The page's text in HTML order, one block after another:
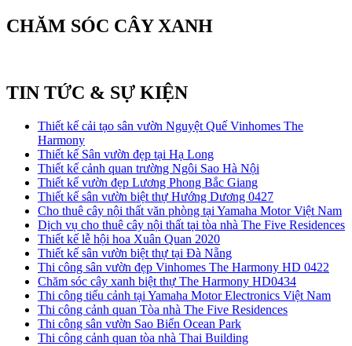
CHĂM SÓC CÂY XANH
TIN TỨC & SỰ KIỆN
Thiết kế cải tạo sân vườn Nguyệt Quế Vinhomes The
Harmony
Thiết kế Sân vườn đẹp tại Hạ Long
Thiết kế cảnh quan trường Ngôi Sao Hà Nội
Thiết kế vườn đẹp Lương Phong Bắc Giang
Thiết kế sân vườn biệt thự Hướng Dương 0427
Cho thuê cây nội thất văn phòng tại Yamaha Motor Việt Nam
Dịch vụ cho thuê cây nội thất tại tòa nhà The Five Residences
Thiết kế lễ hội hoa Xuân Quan 2020
Thiết kế sân vườn biệt thự tại Đà Nẵng
Thi công sân vườn đẹp Vinhomes The Harmony HD 0422
Chăm sóc cây xanh biệt thự The Harmony HD0434
Thi công tiểu cảnh tại Yamaha Motor Electronics Việt Nam
Thi công cảnh quan Tòa nhà The Five Residences
Thi công sân vườn Sao Biển Ocean Park
Thi công cảnh quan tòa nhà Thai Building